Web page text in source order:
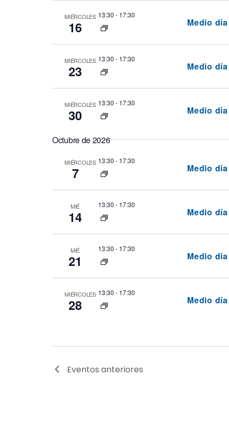
MIÉRCOLES
16
13:30 - 17:30
Medio
MIÉRCOLES
23
13:30 - 17:30
Medio
MIÉRCOLES
30
13:30 - 17:30
Medio
Octubre de 2026
MIÉRCOLES
7
13:30 - 17:30
Medio
MIÉ
14
13:30 - 17:30
Medio
MIÉ
21
13:30 - 17:30
Medio
MIÉRCOLES
28
13:30 - 17:30
Medio
Eventos anteriores